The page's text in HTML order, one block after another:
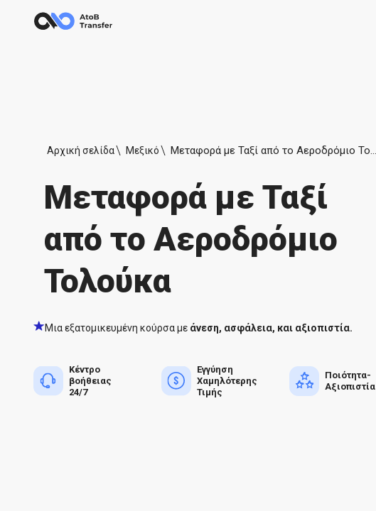
Αρχική σελίδα Μεξικό
Μεταφορά με Ταξί
από το Αεροδρόμιο
Τολούκα
Μια εξατομικευμένη κούρσα με άνεση, ασφάλεια, και αξιοπιστία.
Κέντρο
βοήθειας
24/7
Εγγύηση
Χαμηλότερης
Τιμής
Ποιότητα-
Αξιοπιστία